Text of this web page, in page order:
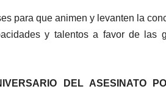
para que animen y levanten la
y talentos a favor de las
DEL ASESINATO